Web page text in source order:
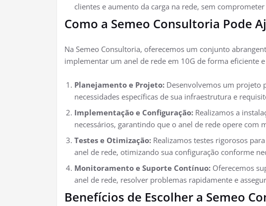
clientes e aumento da carga na rede, sem comprometer
Como a Semeo Consultoria Pode
Na Semeo Consultoria, oferecemos um conjunto
implementar um anel de rede em 10G de forma eficiente
Planejamento e Projeto: Desenvolvemos um projeto
necessidades específicas de sua infraestrutura e
Implementação e Configuração: Realizamos a
necessários, garantindo que o anel de rede opere com
Testes e Otimização: Realizamos testes rigorosos
anel de rede, otimizando sua configuração conforme
Monitoramento e Suporte Contínuo: Oferecemos
anel de rede, resolver problemas rapidamente e
Benefícios de Escolher a Semeo